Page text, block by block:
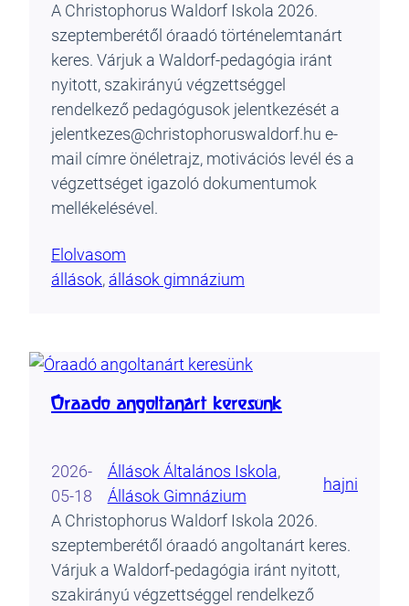
A Christophorus Waldorf Iskola 2026.
szeptemberétől óraadó történelemtanárt
keres. Várjuk a Waldorf-pedagógia iránt
nyitott, szakirányú végzettséggel
rendelkező pedagógusok jelentkezését a
jelentkezes@christophoruswaldorf.hu e-
mail címre önéletrajz, motivációs levél és a
végzettséget igazoló dokumentumok
mellékelésével.
Elolvasom
állások, állások gimnázium
Óraadó angoltanárt keresünk
2026-
05-18
Állások Általános Iskola,
Állások Gimnázium
hajni
A Christophorus Waldorf Iskola 2026.
szeptemberétől óraadó angoltanárt keres.
Várjuk a Waldorf-pedagógia iránt nyitott,
szakirányú végzettséggel rendelkező